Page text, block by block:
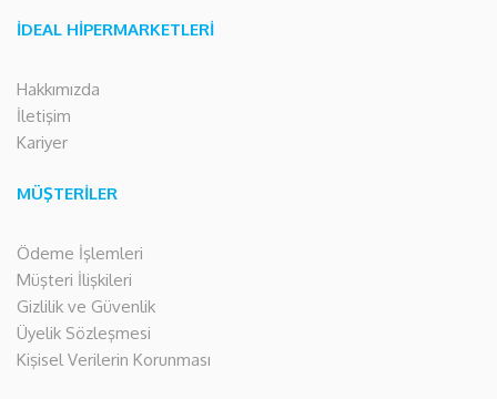
İDEAL HİPERMARKETLERİ
Hakkımızda
İletişim
Kariyer
MÜŞTERİLER
Ödeme İşlemleri
Müşteri İlişkileri
Gizlilik ve Güvenlik
Üyelik Sözleşmesi
Kişisel Verilerin Korunması